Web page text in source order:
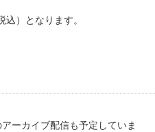
）となります。
ーカイブ配信も予定していま